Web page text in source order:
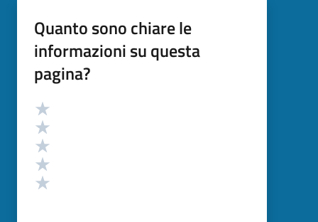
Quanto sono chiare le
informazioni su questa
pagina?
Valutazione